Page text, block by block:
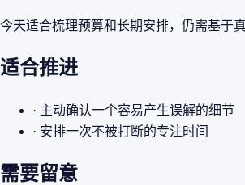
今天适合梳理预算和长期安排，仍需基于
适合推进
· 主动确认一个容易产生误解的细节
· 安排一次不被打断的专注时间
需要留意